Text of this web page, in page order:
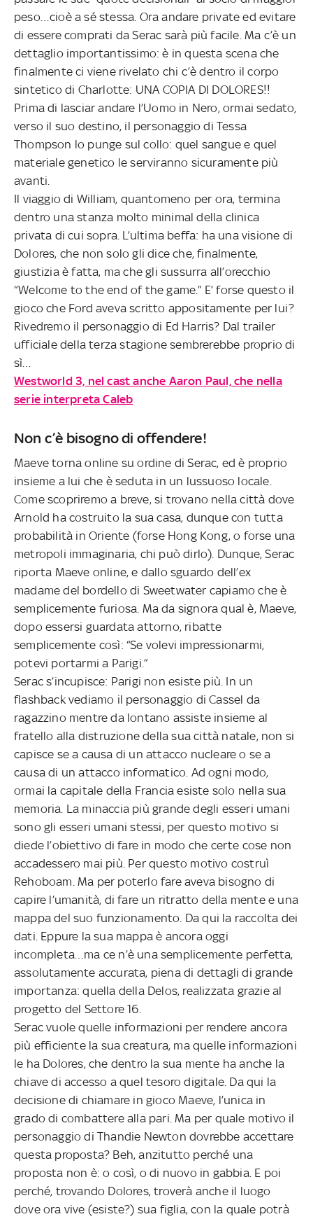
peso…cioè a sé stessa. Ora andare private ed evitare
di essere comprati da Serac sarà più facile. Ma c’è un
dettaglio importantissimo: è in questa scena che
finalmente ci viene rivelato chi c’è dentro il corpo
sintetico di Charlotte: UNA COPIA DI DOLORES!!
Prima di lasciar andare l’Uomo in Nero, ormai sedato,
verso il suo destino, il personaggio di Tessa
Thompson lo punge sul collo: quel sangue e quel
materiale genetico le serviranno sicuramente più
avanti.
Il viaggio di William, quantomeno per ora, termina
dentro una stanza molto minimal della clinica
privata di cui sopra. L’ultima beffa: ha una visione di
Dolores, che non solo gli dice che, finalmente,
giustizia è fatta, ma che gli sussurra all’orecchio
“Welcome to the end of the game.” E’ forse questo il
gioco che Ford aveva scritto appositamente per lui?
Rivedremo il personaggio di Ed Harris? Dal trailer
ufficiale della terza stagione sembrerebbe proprio di
sì…
Westworld 3, nel cast anche Aaron Paul, che nella
serie interpreta Caleb
Non c’è bisogno di offendere!
Maeve torna online su ordine di Serac, ed è proprio
insieme a lui che è seduta in un lussuoso locale.
Come scopriremo a breve, si trovano nella città dove
Arnold ha costruito la sua casa, dunque con tutta
probabilità in Oriente (forse Hong Kong, o forse una
metropoli immaginaria, chi può dirlo). Dunque, Serac
riporta Maeve online, e dallo sguardo dell’ex
madame del bordello di Sweetwater capiamo che è
semplicemente furiosa. Ma da signora qual è, Maeve,
dopo essersi guardata attorno, ribatte
semplicemente così: “Se volevi impressionarmi,
potevi portarmi a Parigi.”
Serac s’incupisce: Parigi non esiste più. In un
flashback vediamo il personaggio di Cassel da
ragazzino mentre da lontano assiste insieme al
fratello alla distruzione della sua città natale, non si
capisce se a causa di un attacco nucleare o se a
causa di un attacco informatico. Ad ogni modo,
ormai la capitale della Francia esiste solo nella sua
memoria. La minaccia più grande degli esseri umani
sono gli esseri umani stessi, per questo motivo si
diede l’obiettivo di fare in modo che certe cose non
accadessero mai più. Per questo motivo costruì
Rehoboam. Ma per poterlo fare aveva bisogno di
capire l’umanità, di fare un ritratto della mente e una
mappa del suo funzionamento. Da qui la raccolta dei
dati. Eppure la sua mappa è ancora oggi
incompleta…ma ce n’è una semplicemente perfetta,
assolutamente accurata, piena di dettagli di grande
importanza: quella della Delos, realizzata grazie al
progetto del Settore 16.
Serac vuole quelle informazioni per rendere ancora
più efficiente la sua creatura, ma quelle informazioni
le ha Dolores, che dentro la sua mente ha anche la
chiave di accesso a quel tesoro digitale. Da qui la
decisione di chiamare in gioco Maeve, l’unica in
grado di combattere alla pari. Ma per quale motivo il
personaggio di Thandie Newton dovrebbe accettare
questa proposta? Beh, anzitutto perché una
proposta non è: o così, o di nuovo in gabbia. E poi
perché, trovando Dolores, troverà anche il luogo
dove ora vive (esiste?) sua figlia, con la quale potrà